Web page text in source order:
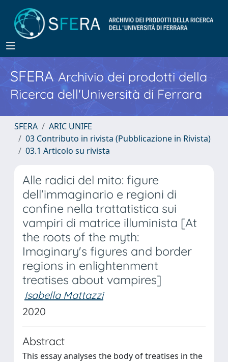
SFERA Archivio dei prodotti della
Ricerca dell'Università di Ferrara
SFERA
ARIC UNIFE
03 Contributo in rivista (Pubblicazione in Rivista)
03.1 Articolo su rivista
Alle radici del mito: figure
dell'immaginario e regioni di
confine nella trattatistica sui
vampiri di matrice illuminista [At
the roots of the myth:
Imaginary's figures and border
regions in enlightenment
treatises about vampires]
Isabella Mattazzi
2020
Abstract
This essay analyses the body of treatises in the